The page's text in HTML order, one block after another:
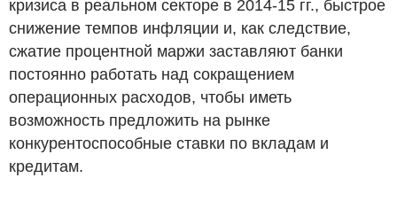
кризиса в реальном секторе в 2014-15 гг., быстрое
снижение темпов инфляции и, как следствие,
сжатие процентной маржи заставляют банки
постоянно работать над сокращением
операционных расходов, чтобы иметь
возможность предложить на рынке
конкурентоспособные ставки по вкладам и
кредитам.